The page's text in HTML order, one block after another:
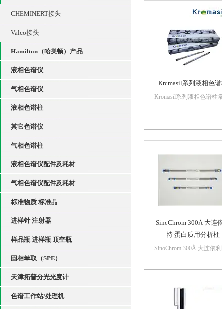
CHEMINERT接头
Valco接头
Hamilton（哈美顿）产品
液相色谱仪
气相色谱仪
液相色谱柱
其它色谱仪
气相色谱柱
液相色谱仪配件及耗材
气相色谱仪配件及耗材
标准物质 标准品
进样针 注射器
样品瓶 进样瓶 顶空瓶
固相萃取（SPE）
天津拓普分光光度计
色谱工作站/处理机
Kromasil系列液相色
Kromasil系列液相色谱柱
SinoChrom 300Å 大连
特 蛋白质用分析柱
SinoChrom 300Å 大连依
为基质，孔径3 0 0 A ，适